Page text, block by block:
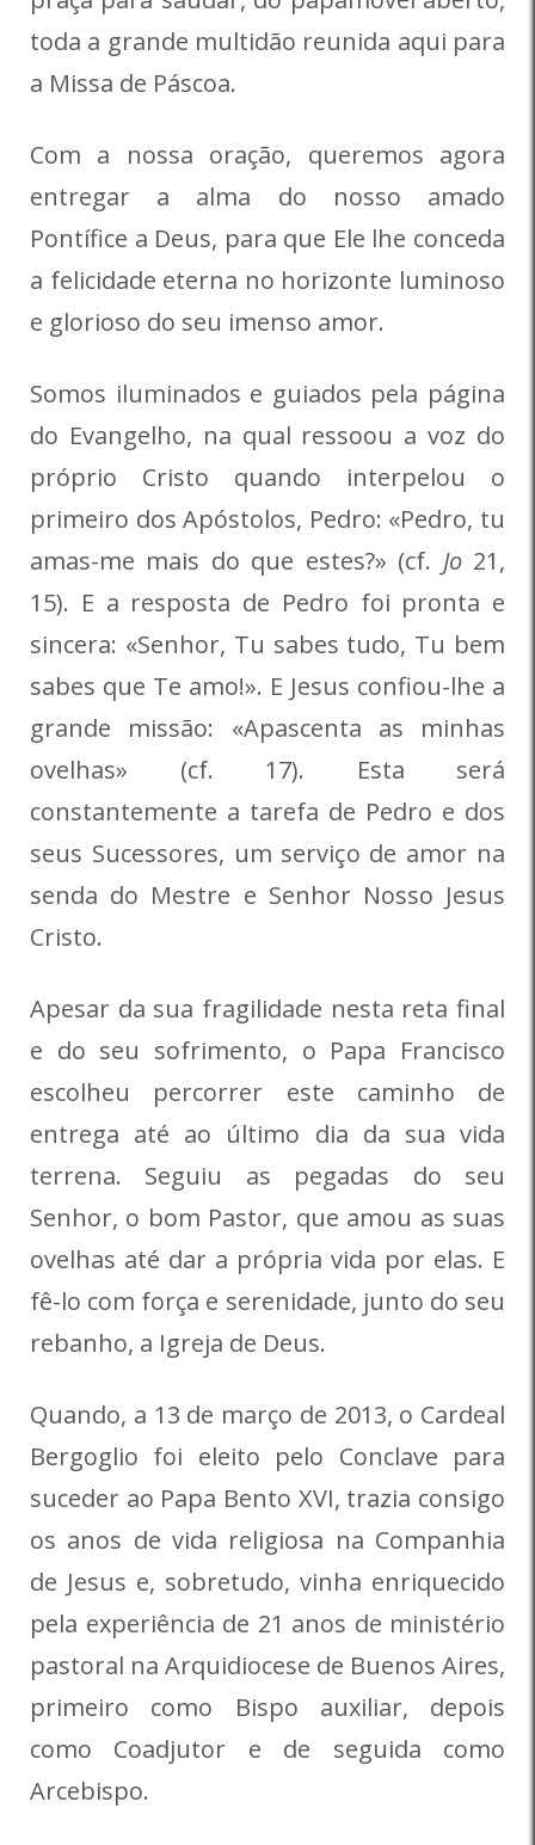
toda a grande multidão reunida aqui para
a Missa de Páscoa.
Com a nossa oração, queremos agora
entregar a alma do nosso amado
Pontífice a Deus, para que Ele lhe conceda
a felicidade eterna no horizonte luminoso
e glorioso do seu imenso amor.
Somos iluminados e guiados pela página
do Evangelho, na qual ressoou a voz do
próprio Cristo quando interpelou o
primeiro dos Apóstolos, Pedro: «Pedro, tu
amas-me mais do que estes?» (cf. Jo21,
15). E a resposta de Pedro foi pronta e
sincera: «Senhor, Tu sabes tudo, Tu bem
sabes que Te amo!». E Jesus confiou-lhe a
grande missão: «Apascenta as minhas
ovelhas» (cf. 17). Esta será
constantemente a tarefa de Pedro e dos
seus Sucessores, um serviço de amor na
senda do Mestre e Senhor Nosso Jesus
Cristo.
Apesar da sua fragilidade nesta reta final
e do seu sofrimento, o Papa Francisco
escolheu percorrer este caminho de
entrega até ao último dia da sua vida
terrena. Seguiu as pegadas do seu
Senhor, o bom Pastor, que amou as suas
ovelhas até dar a própria vida por elas. E
fê-lo com força e serenidade, junto do seu
rebanho, a Igreja de Deus.
Quando, a 13 de março de 2013, o Cardeal
Bergoglio foi eleito pelo Conclave para
suceder ao Papa Bento XVI, trazia consigo
os anos de vida religiosa na Companhia
de Jesus e, sobretudo, vinha enriquecido
pela experiência de 21 anos de ministério
pastoral na Arquidiocese de Buenos Aires,
primeiro como Bispo auxiliar, depois
como Coadjutor e de seguida como
Arcebispo.